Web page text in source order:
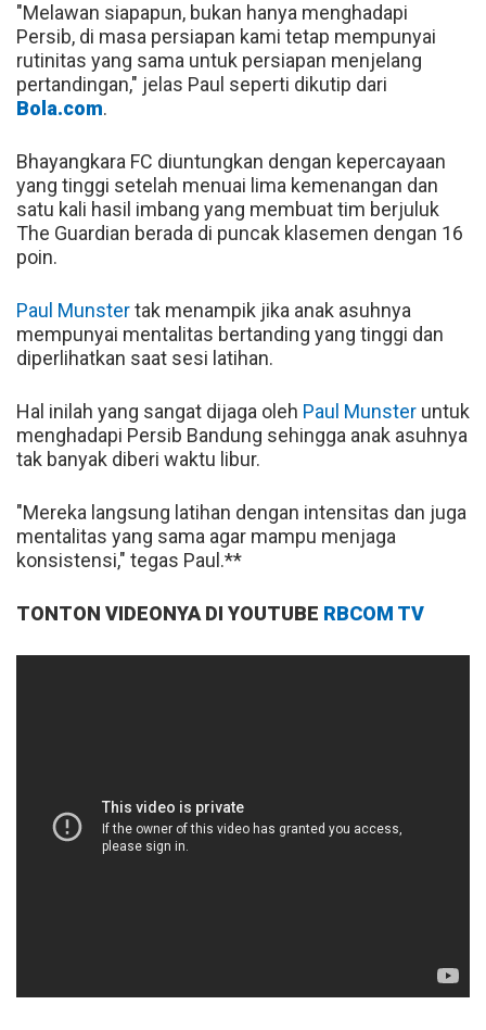
"Melawan siapapun, bukan hanya menghadapi
Persib, di masa persiapan kami tetap mempunyai
rutinitas yang sama untuk persiapan menjelang
pertandingan," jelas Paul seperti dikutip dari
Bola.com.
Bhayangkara FC diuntungkan dengan kepercayaan
yang tinggi setelah menuai lima kemenangan dan
satu kali hasil imbang yang membuat tim berjuluk
The Guardian berada di puncak klasemen dengan 16
poin.
Paul Munstertak menampik jika anak asuhnya
mempunyai mentalitas bertanding yang tinggi dan
diperlihatkan saat sesi latihan.
Hal inilah yang sangat dijaga oleh Paul Munster untuk
menghadapi Persib Bandung sehingga anak asuhnya
tak banyak diberi waktu libur.
"Mereka langsung latihan dengan intensitas dan juga
mentalitas yang sama agar mampu menjaga
konsistensi," tegas Paul.**
TONTON VIDEONYA DI YOUTUBE RBCOM TV